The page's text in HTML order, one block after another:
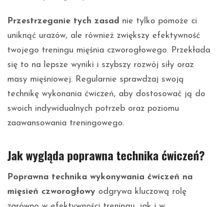
Przestrzeganie tych zasad nie tylko pomoże ci
uniknąć urazów, ale również zwiększy efektywność
twojego treningu mięśnia czworogłowego. Przekłada
się to na lepsze wyniki i szybszy rozwój siły oraz
masy mięśniowej. Regularnie sprawdzaj swoją
technikę wykonania ćwiczeń, aby dostosować ją do
swoich indywidualnych potrzeb oraz poziomu
zaawansowania treningowego.
Jak wygląda poprawna technika ćwiczeń?
Poprawna technika wykonywania ćwiczeń na
mięsień czworogłowy odgrywa kluczową rolę